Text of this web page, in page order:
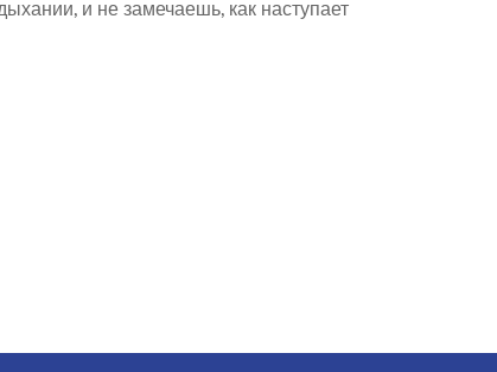
и не замечаешь, как наступает